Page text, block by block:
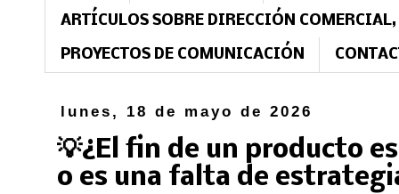
ARTÍCULOS SOBRE DIRECCIÓN
PROYECTOS DE COMUNICACIÓN
lunes, 18 de mayo de 2026
💡¿El fin de un producto
o es una falta de